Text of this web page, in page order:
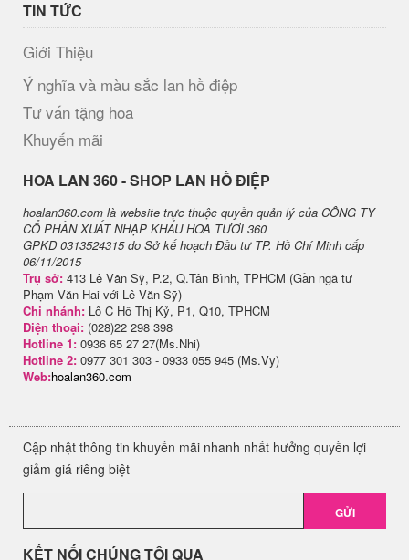
TIN TỨC
Giới Thiệu
Ý nghĩa và màu sắc lan hồ điệp
Tư vấn tặng hoa
Khuyến mãi
H​OA LAN 360 - SHOP LAN HỒ ĐIỆP
hoalan360.com là website trực thuộc quyền quản lý của CÔNG TY
CỔ PHẦN XUẤT NHẬP KHẨU HOA TƯƠI 360
GPKD 0313524315 do Sở kế hoạch Đầu tư TP. Hồ Chí Minh cấp
06/11/2015
Trụ sở: 413 Lê Văn Sỹ, P.2, Q.Tân Bình, TPHCM (Gần ngã tư
Phạm Văn Hai với Lê Văn Sỹ)
Chi nhánh: Lô C Hồ Thị Kỷ, P1, Q10, TPHCM
Điện thoại: (028)22 298 398
Hotline 1: 0936 65 27 27(Ms.Nhi)
Hotline 2: 0977 301 303 - 0933 055 945 (Ms.Vy)
Web:hoalan360.com
Cập nhật thông tin khuyến mãi nhanh nhất hưởng quyền lợi
giảm giá riêng biệt
GỬI
KẾT NỐI CHÚNG TÔI QUA